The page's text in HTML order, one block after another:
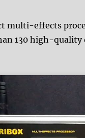
multi-effects
130 high-